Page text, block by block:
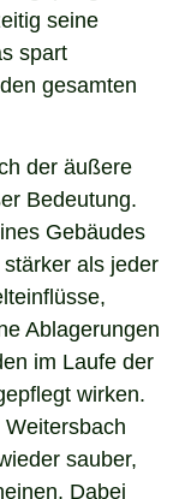
seine
spart
gesamten
der äußere
Bedeutung.
Gebäudes
als jeder
Ablagerungen
im Laufe der
wirken.
sauber,
Dabei